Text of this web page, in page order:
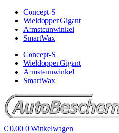
Concept-S
WieldoppenGigant
Armsteunwinkel
SmartWax
Concept-S
WieldoppenGigant
Armsteunwinkel
SmartWax
€ 0,00 0 Winkelwagen